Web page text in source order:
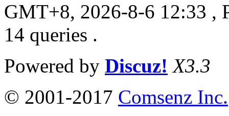
GMT+8, 2026-8-6 12:33 ,
14 queries .
Powered by Discuz! X3.3
© 2001-2017 Comsenz Inc.